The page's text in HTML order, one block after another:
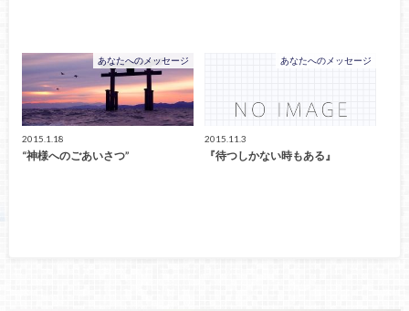
あなたへのメッセージ
2015.1.18
“神様へのごあいさつ”
あなたへのメッセージ
2015.11.3
『待つしかない時もある』